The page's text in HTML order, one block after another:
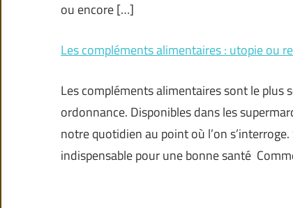
ou encore […]
Les compléments alimentaires : utopie ou
Les compléments alimentaires sont le plus
ordonnance. Disponibles dans les
notre quotidien au point où l’on
indispensable pour une bonne santé